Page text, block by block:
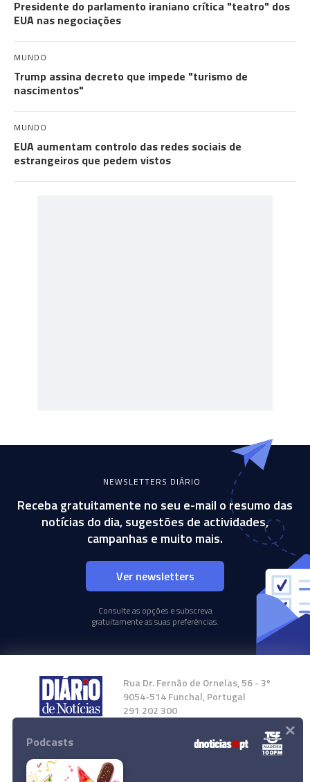
Presidente do parlamento iraniano crítica "teatro" dos
EUA nas negociações
MUNDO
Trump assina decreto que impede "turismo de
nascimentos"
MUNDO
EUA aumentam controlo das redes sociais de
estrangeiros que pedem vistos
NEWSLETTERS DIÁRIO
Receba gratuitamente no seu e-mail o resumo das
notícias do dia, sugestões de actividades,
campanhas e muito mais.
Ver newsletters
Consulte as opções e subscreva
gratuitamente as suas preferências.
Rua Dr. Fernão de Ornelas, 56 - 3º
9054-514 Funchal, Portugal
291 202 300
Instale a nossa App
Podcasts ×